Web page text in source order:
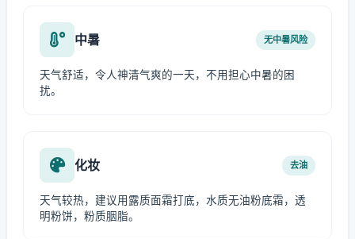
中暑 无中暑风险
天气舒适，令人神清气爽的一天，不用担心中暑的困
扰。
化妆 去油
天气较热，建议用露质面霜打底，水质无油粉底霜，透
明粉饼，粉质胭脂。